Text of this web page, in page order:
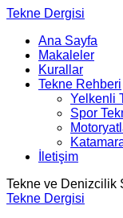
Tekne Dergisi
Ana Sayfa
Makaleler
Kurallar
Tekne Rehberi
Yelkenli
Spor
İletişim
Tekne ve Denizcilik
Tekne Dergisi